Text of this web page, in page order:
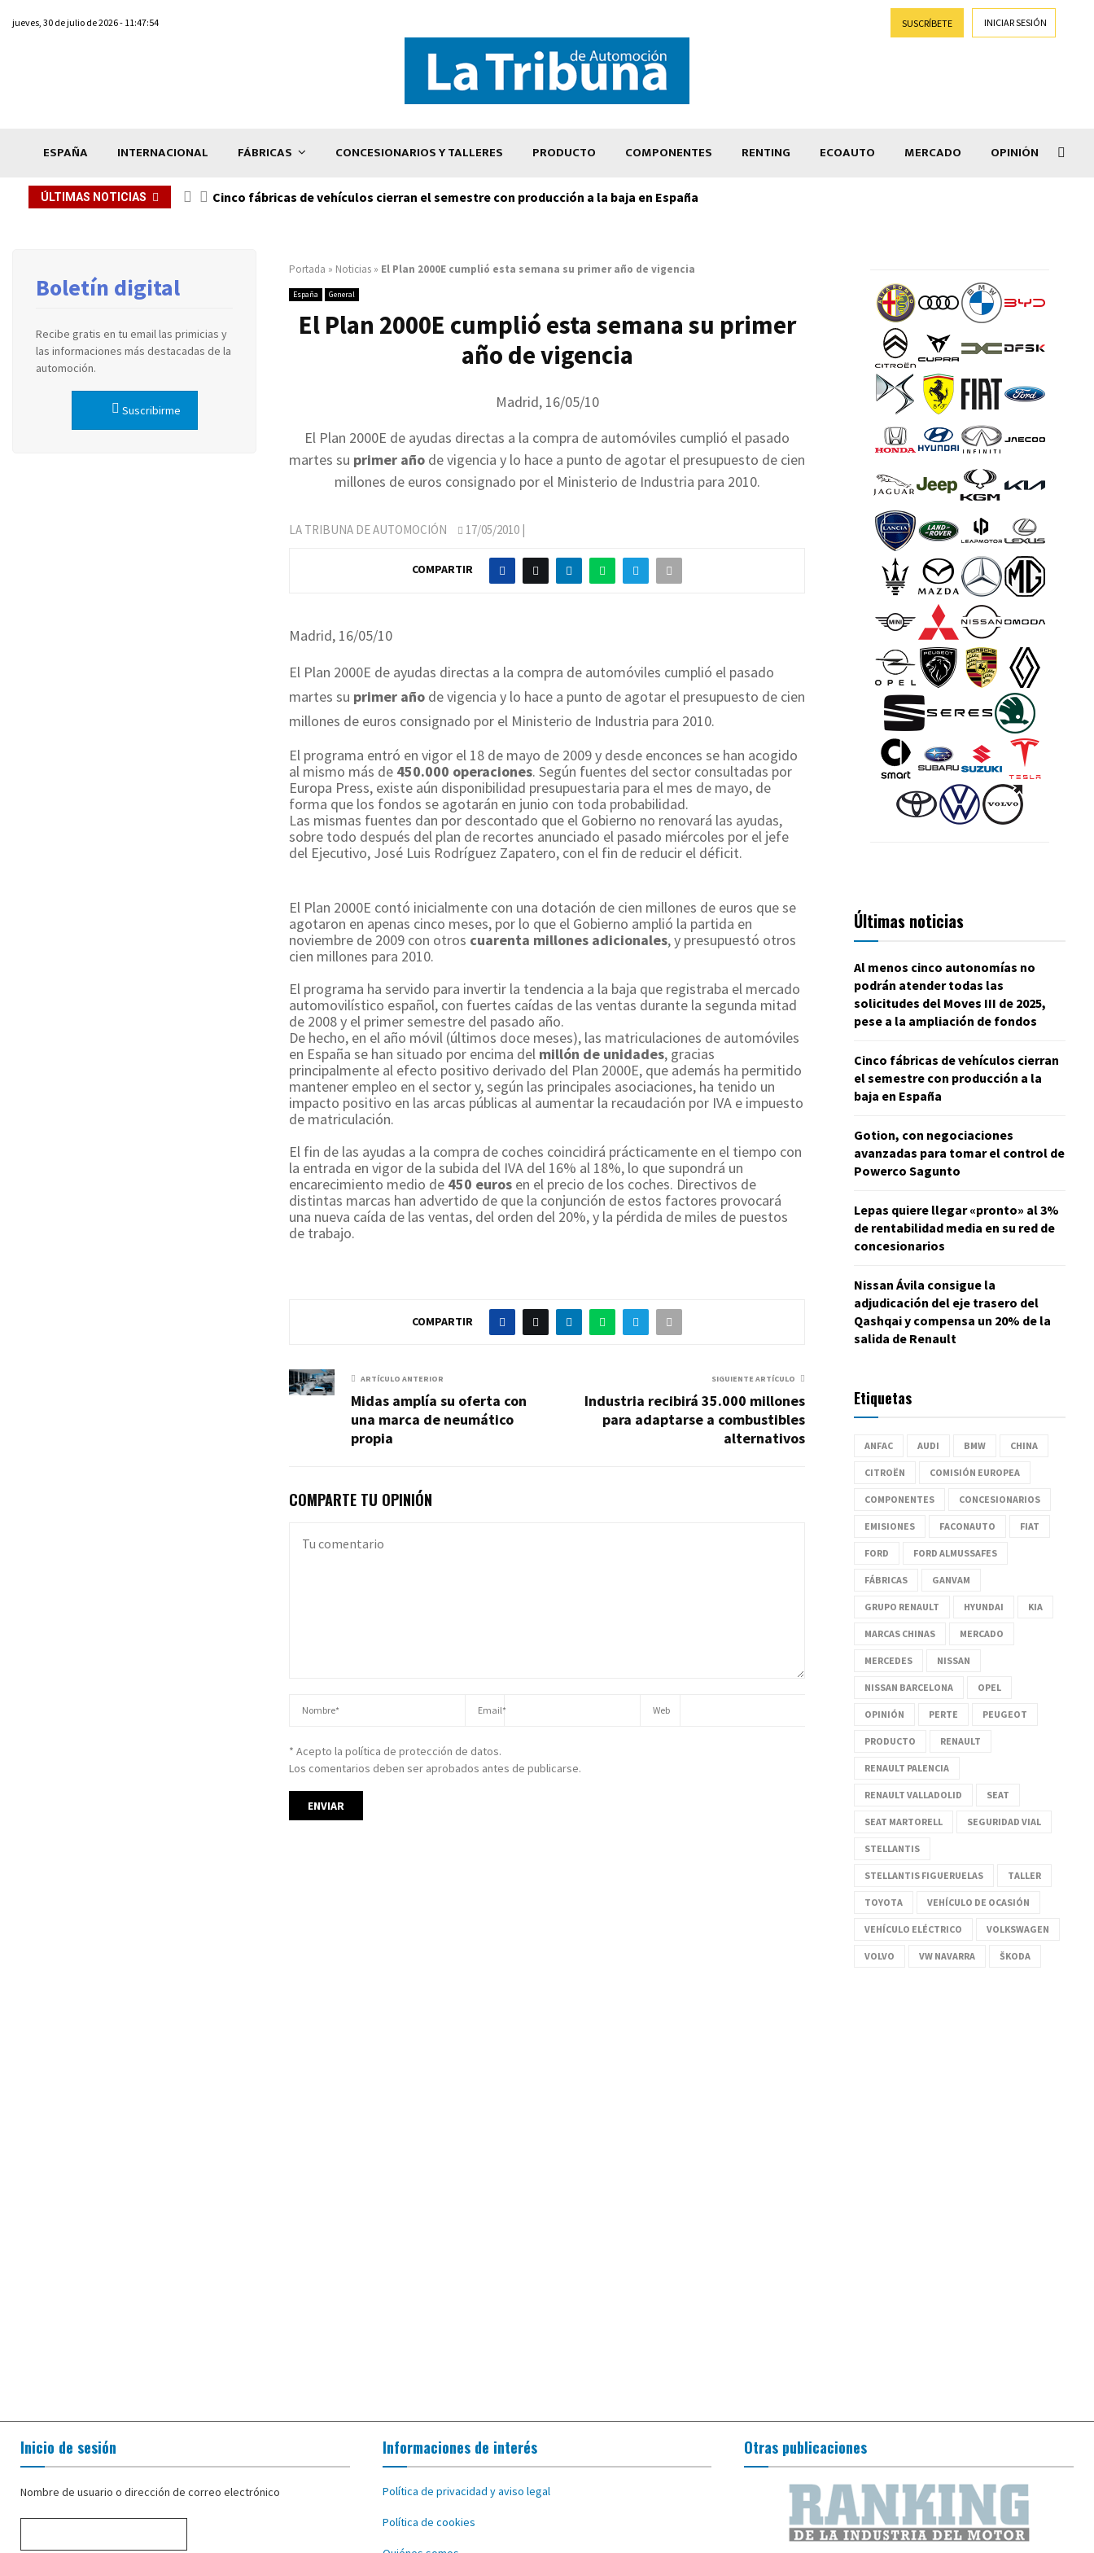
jueves, 30 de julio de 2026 - 11:47:54 SUSCRÍBETE INICIAR SESIÓN
ESPAÑA INTERNACIONAL FÁBRICAS CONCESIONARIOS Y TALLERES PRODUCTO COMPONENTES RENTING ECOAUTO MERCADO OPINIÓN
ÚLTIMAS NOTICIAS Cinco fábricas de vehículos cierran el semestre con producción a la baja en España
Portada » Noticias » El Plan 2000E cumplió esta semana su primer año de vigencia
España General
El Plan 2000E cumplió esta semana su primer
año de vigencia
Madrid, 16/05/10
El Plan 2000E de ayudas directas a la compra de automóviles cumplió el pasado
martes su primer año de vigencia y lo hace a punto de agotar el presupuesto de cien
millones de euros consignado por el Ministerio de Industria para 2010.
LA TRIBUNA DE AUTOMOCIÓN 17/05/2010 |
COMPARTIR
Madrid, 16/05/10
El Plan 2000E de ayudas directas a la compra de automóviles cumplió el pasado
martes su primer año de vigencia y lo hace a punto de agotar el presupuesto de cien
millones de euros consignado por el Ministerio de Industria para 2010.
El programa entró en vigor el 18 de mayo de 2009 y desde enconces se han acogido
al mismo más de 450.000 operaciones. Según fuentes del sector consultadas por
Europa Press, existe aún disponibilidad presupuestaria para el mes de mayo, de
forma que los fondos se agotarán en junio con toda probabilidad.
Las mismas fuentes dan por descontado que el Gobierno no renovará las ayudas,
sobre todo después del plan de recortes anunciado el pasado miércoles por el jefe
del Ejecutivo, José Luis Rodríguez Zapatero, con el fin de reducir el déficit.
El Plan 2000E contó inicialmente con una dotación de cien millones de euros que se
agotaron en apenas cinco meses, por lo que el Gobierno amplió la partida en
noviembre de 2009 con otros cuarenta millones adicionales, y presupuestó otros
cien millones para 2010.
El programa ha servido para invertir la tendencia a la baja que registraba el mercado
automovilístico español, con fuertes caídas de las ventas durante la segunda mitad
de 2008 y el primer semestre del pasado año.
De hecho, en el año móvil (últimos doce meses), las matriculaciones de automóviles
en España se han situado por encima del millón de unidades, gracias
principalmente al efecto positivo derivado del Plan 2000E, que además ha permitido
mantener empleo en el sector y, según las principales asociaciones, ha tenido un
impacto positivo en las arcas públicas al aumentar la recaudación por IVA e impuesto
de matriculación.
El fin de las ayudas a la compra de coches coincidirá prácticamente en el tiempo con
la entrada en vigor de la subida del IVA del 16% al 18%, lo que supondrá un
encarecimiento medio de 450 euros en el precio de los coches. Directivos de
distintas marcas han advertido de que la conjunción de estos factores provocará
una nueva caída de las ventas, del orden del 20%, y la pérdida de miles de puestos
de trabajo.
COMPARTIR
ARTÍCULO ANTERIOR
Midas amplía su oferta con
una marca de neumático
propia
SIGUIENTE ARTÍCULO
Industria recibirá 35.000 millones
para adaptarse a combustibles
alternativos
COMPARTE TU OPINIÓN
* Acepto la política de protección de datos.
Los comentarios deben ser aprobados antes de publicarse.
Boletín digital
Recibe gratis en tu email las primicias y
las informaciones más destacadas de la
automoción.
Suscribirme
Últimas noticias
Al menos cinco autonomías no
podrán atender todas las
solicitudes del Moves III de 2025,
pese a la ampliación de fondos
Cinco fábricas de vehículos cierran
el semestre con producción a la
baja en España
Gotion, con negociaciones
avanzadas para tomar el control de
Powerco Sagunto
Lepas quiere llegar «pronto» al 3%
de rentabilidad media en su red de
concesionarios
Nissan Ávila consigue la
adjudicación del eje trasero del
Qashqai y compensa un 20% de la
salida de Renault
Etiquetas
ANFAC AUDI BMW CHINA
CITROËN COMISIÓN EUROPEA
COMPONENTES CONCESIONARIOS
EMISIONES FACONAUTO FIAT
FORD FORD ALMUSSAFES
FÁBRICAS GANVAM
GRUPO RENAULT HYUNDAI KIA
MARCAS CHINAS MERCADO
MERCEDES NISSAN
NISSAN BARCELONA OPEL
OPINIÓN PERTE PEUGEOT
PRODUCTO RENAULT
RENAULT PALENCIA
RENAULT VALLADOLID SEAT
SEAT MARTORELL SEGURIDAD VIAL
STELLANTIS
STELLANTIS FIGUERUELAS TALLER
TOYOTA VEHÍCULO DE OCASIÓN
VEHÍCULO ELÉCTRICO VOLKSWAGEN
VOLVO VW NAVARRA ŠKODA
Inicio de sesión
Nombre de usuario o dirección de correo electrónico
Informaciones de interés
Política de privacidad y aviso legal
Política de cookies
Otras publicaciones